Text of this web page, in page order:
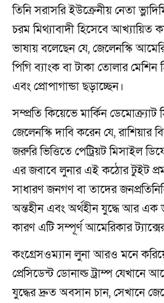
তিনি সরাসরি ইউক্রেনীয় নেতা
চরম মিথ্যাবাদী হিসেবে আখ্যায়িত
ভাষায় বলেছেন যে, জেলেনস্কি
পিগি ব্যাংক বা টাকা তোলার
এবং প্রোপাগান্ডা ছড়াচ্ছেন।
সম্প্রতি কিয়েভে মার্কিন
জেলেনস্কি দাবি করেন যে, রাশিয়ার
জরুরি ভিত্তিতে পেট্রিয়ট মিসাইল
এর জবাবে লুনার এই কঠোর টুইট
সাধারণ জনগণ বা তাদের
অন্তহীন এবং অর্থহীন যুদ্ধে আর এক
কারণ এটি সম্পূর্ণ আমেরিকার
কংগ্রেসওম্যান লুনা আরও মনে
প্রেসিডেন্ট ডোনাল্ড ট্রাম্প যেখানে
যুদ্ধের দ্রুত অবসান চান, সেখানে